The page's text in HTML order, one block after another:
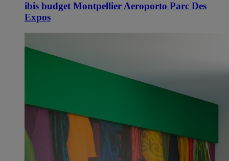
ibis budget Montpellier Aeroporto Parc Des
Expos